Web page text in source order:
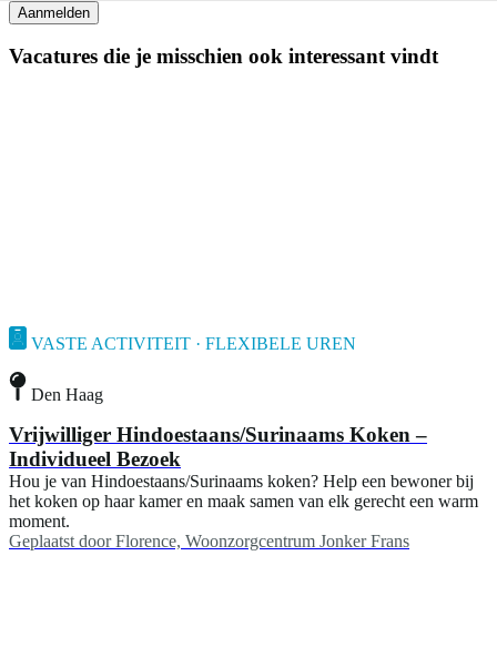
Aanmelden
Vacatures die je misschien ook interessant vindt
VASTE ACTIVITEIT · FLEXIBELE UREN
Den Haag
Vrijwilliger Hindoestaans/Surinaams Koken –
Individueel Bezoek
Hou je van Hindoestaans/Surinaams koken? Help een bewoner bij
het koken op haar kamer en maak samen van elk gerecht een warm
moment.
Geplaatst door Florence, Woonzorgcentrum Jonker Frans